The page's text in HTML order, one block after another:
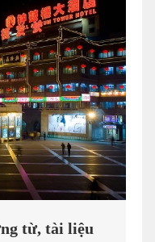
từ, tài liệu